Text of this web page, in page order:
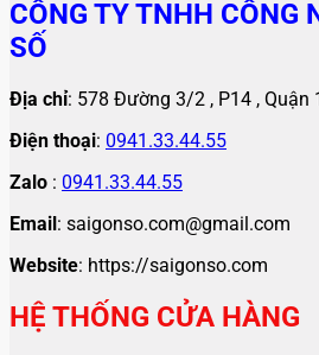
CÔNG TY TNHH CÔNG
SỐ
Địa chỉ: 578 Đường 3/2 , P14 , Quận
Điện thoại: 0941.33.44.55
Zalo : 0941.33.44.55
Email: saigonso.com@gmail.com
Website: https://saigonso.com
HỆ THỐNG CỬA HÀNG